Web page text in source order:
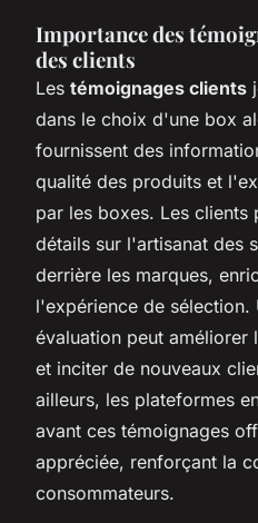
Importance des
des clients
Les témoignages clients
dans le choix d'une box
fournissent des
qualité des produits et
par les boxes. Les clients
détails sur l'artisanat des
derrière les marques,
l'expérience de sélection.
évaluation peut améliorer
et inciter de nouveaux
ailleurs, les plateformes
avant ces témoignages
appréciée, renforçant la
consommateurs.